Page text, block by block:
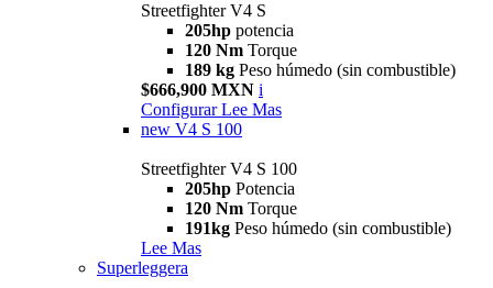
Streetfighter V4 S
205hp potencia
120 Nm Torque
189 kg Peso húmedo (sin combustible)
$666,900 MXN i
Configurar Lee Mas
new V4 S 100
Streetfighter V4 S 100
205hp Potencia
120 Nm Torque
191kg Peso húmedo (sin combustible)
Lee Mas
Superleggera